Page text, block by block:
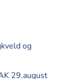
og
29.august